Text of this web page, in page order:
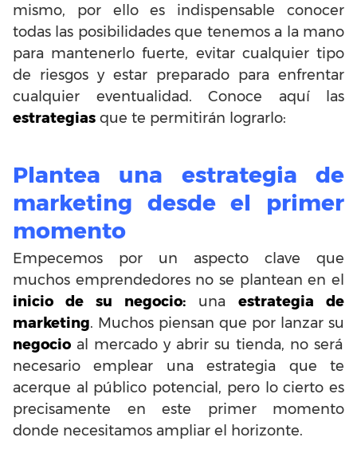
mismo, por ello es indispensable conocer
todas las posibilidades que tenemos a la mano
para mantenerlo fuerte, evitar cualquier tipo
de riesgos y estar preparado para enfrentar
cualquier eventualidad. Conoce aquí las
estrategias que te permitirán lograrlo:
Plantea una estrategia de
marketing desde el primer
momento
Empecemos por un aspecto clave que
muchos emprendedores no se plantean en el
inicio de su negocio: una estrategia de
marketing. Muchos piensan que por lanzar su
negocio al mercado y abrir su tienda, no será
necesario emplear una estrategia que te
acerque al público potencial, pero lo cierto es
precisamente en este primer momento
donde necesitamos ampliar el horizonte.